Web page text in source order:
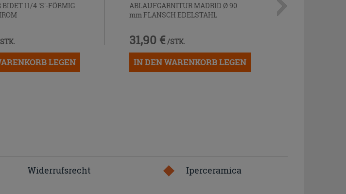
11/4 'S'-FÖRMIG
LEGEN
ABLAUFGARNITUR MADRID Ø 90
mm FLANSCH EDELSTAHL
31,90 € /STK.
IN DEN WARENKORB LEGEN
Widerrufsrecht Iperceramica